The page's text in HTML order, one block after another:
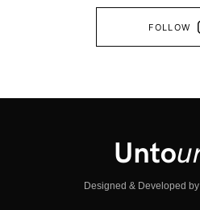
FOLLOW
Designed & Developed by